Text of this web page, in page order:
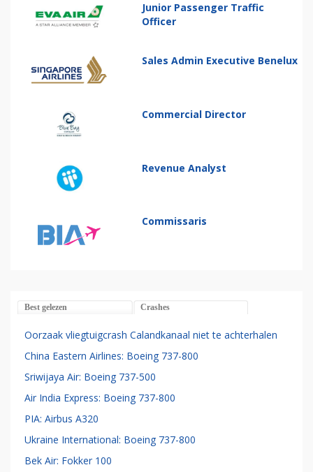
Junior Passenger Traffic
Officer
Sales Admin Executive Benelux
Commercial Director
Revenue Analyst
Commissaris
Best gelezen Crashes
Oorzaak vliegtuigcrash Calandkanaal niet te achterhalen
China Eastern Airlines: Boeing 737-800
Sriwijaya Air: Boeing 737-500
Air India Express: Boeing 737-800
PIA: Airbus A320
Ukraine International: Boeing 737-800
Bek Air: Fokker 100